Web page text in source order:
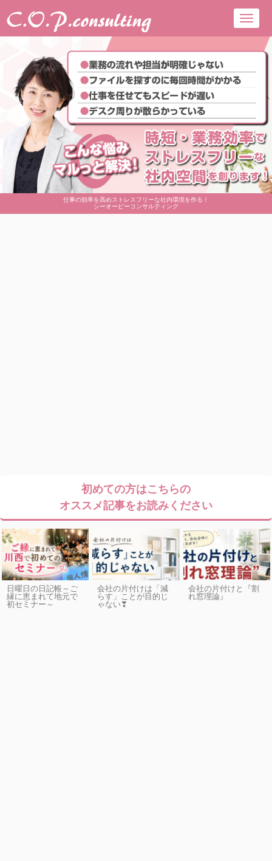
仕事の効率を高めストレスフリーな社内環境を作る！
シーオーピーコンサルティング
初めての方はこちらの
オススメ記事をお読みください
日曜日の日記帳～ご
縁に恵まれて地元で
初セミナー～
会社の片付けは「減
らす」ことが目的じ
ゃない❣
会社の片付けと『割
れ窓理論』